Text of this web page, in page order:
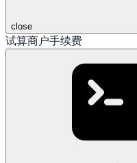
close
试算商户手续费